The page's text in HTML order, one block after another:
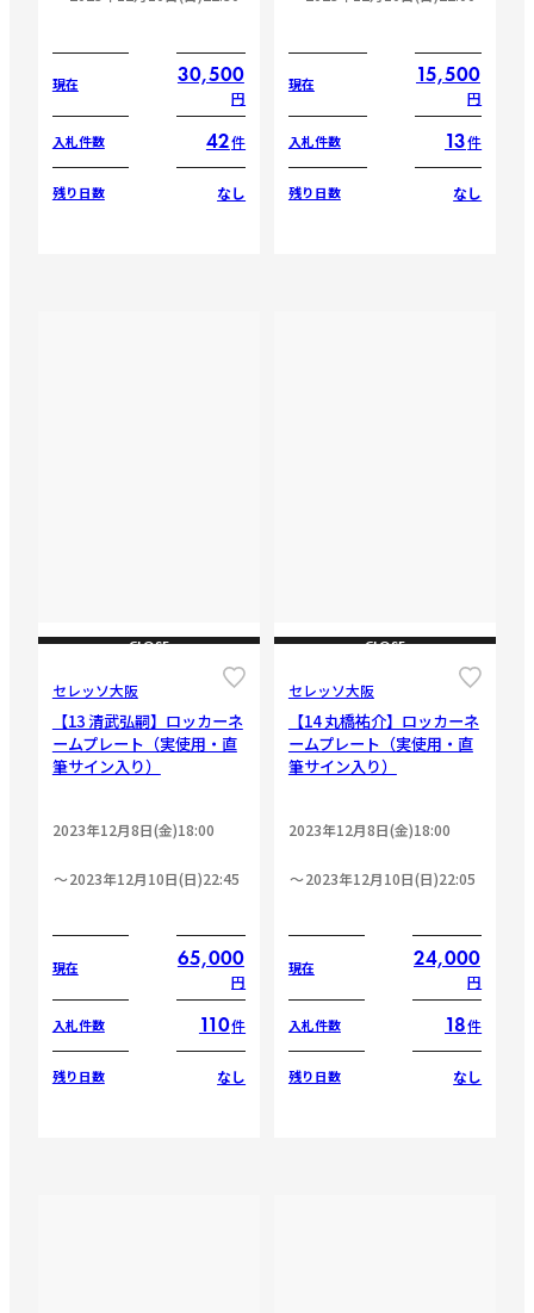
現在 30,500
円
入札件数 42件
残り日数 なし
現在 15,500
円
入札件数 13件
残り日数 なし
CLOSE
セレッソ大阪
【13 清武弘嗣】ロッカーネ
ームプレート（実使用・直
筆サイン入り）
2023年12月8日(金)18:00
2023年12月10日(日)22:45
現在 65,000
円
入札件数 110件
残り日数 なし
CLOSE
セレッソ大阪
【14 丸橋祐介】ロッカーネ
ームプレート（実使用・直
筆サイン入り）
2023年12月8日(金)18:00
2023年12月10日(日)22:05
現在 24,000
円
入札件数 18件
残り日数 なし